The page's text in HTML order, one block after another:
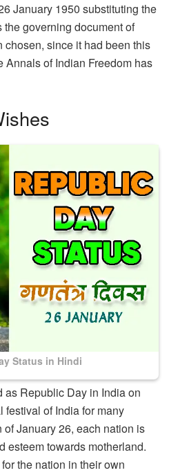
January 1950 substituting the
governing document of
chosen, since it had been this
Annals of Indian Freedom has
Status in Hindi
Republic Day in India on
festival of India for many
January 26, each nation is
esteem towards motherland.
the nation in their own